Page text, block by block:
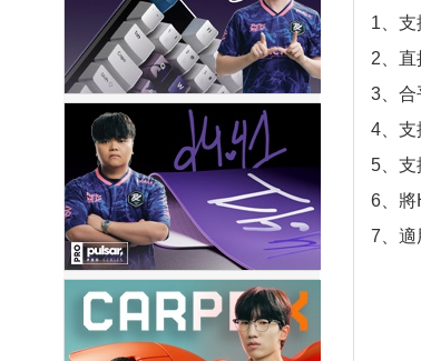
1、
2、
3、合
4、支
5、支
6、將
7、適